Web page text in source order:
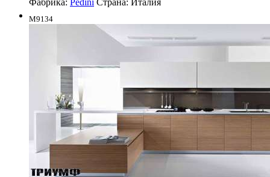
Фабрика: Pedini Страна: Италия
M9134